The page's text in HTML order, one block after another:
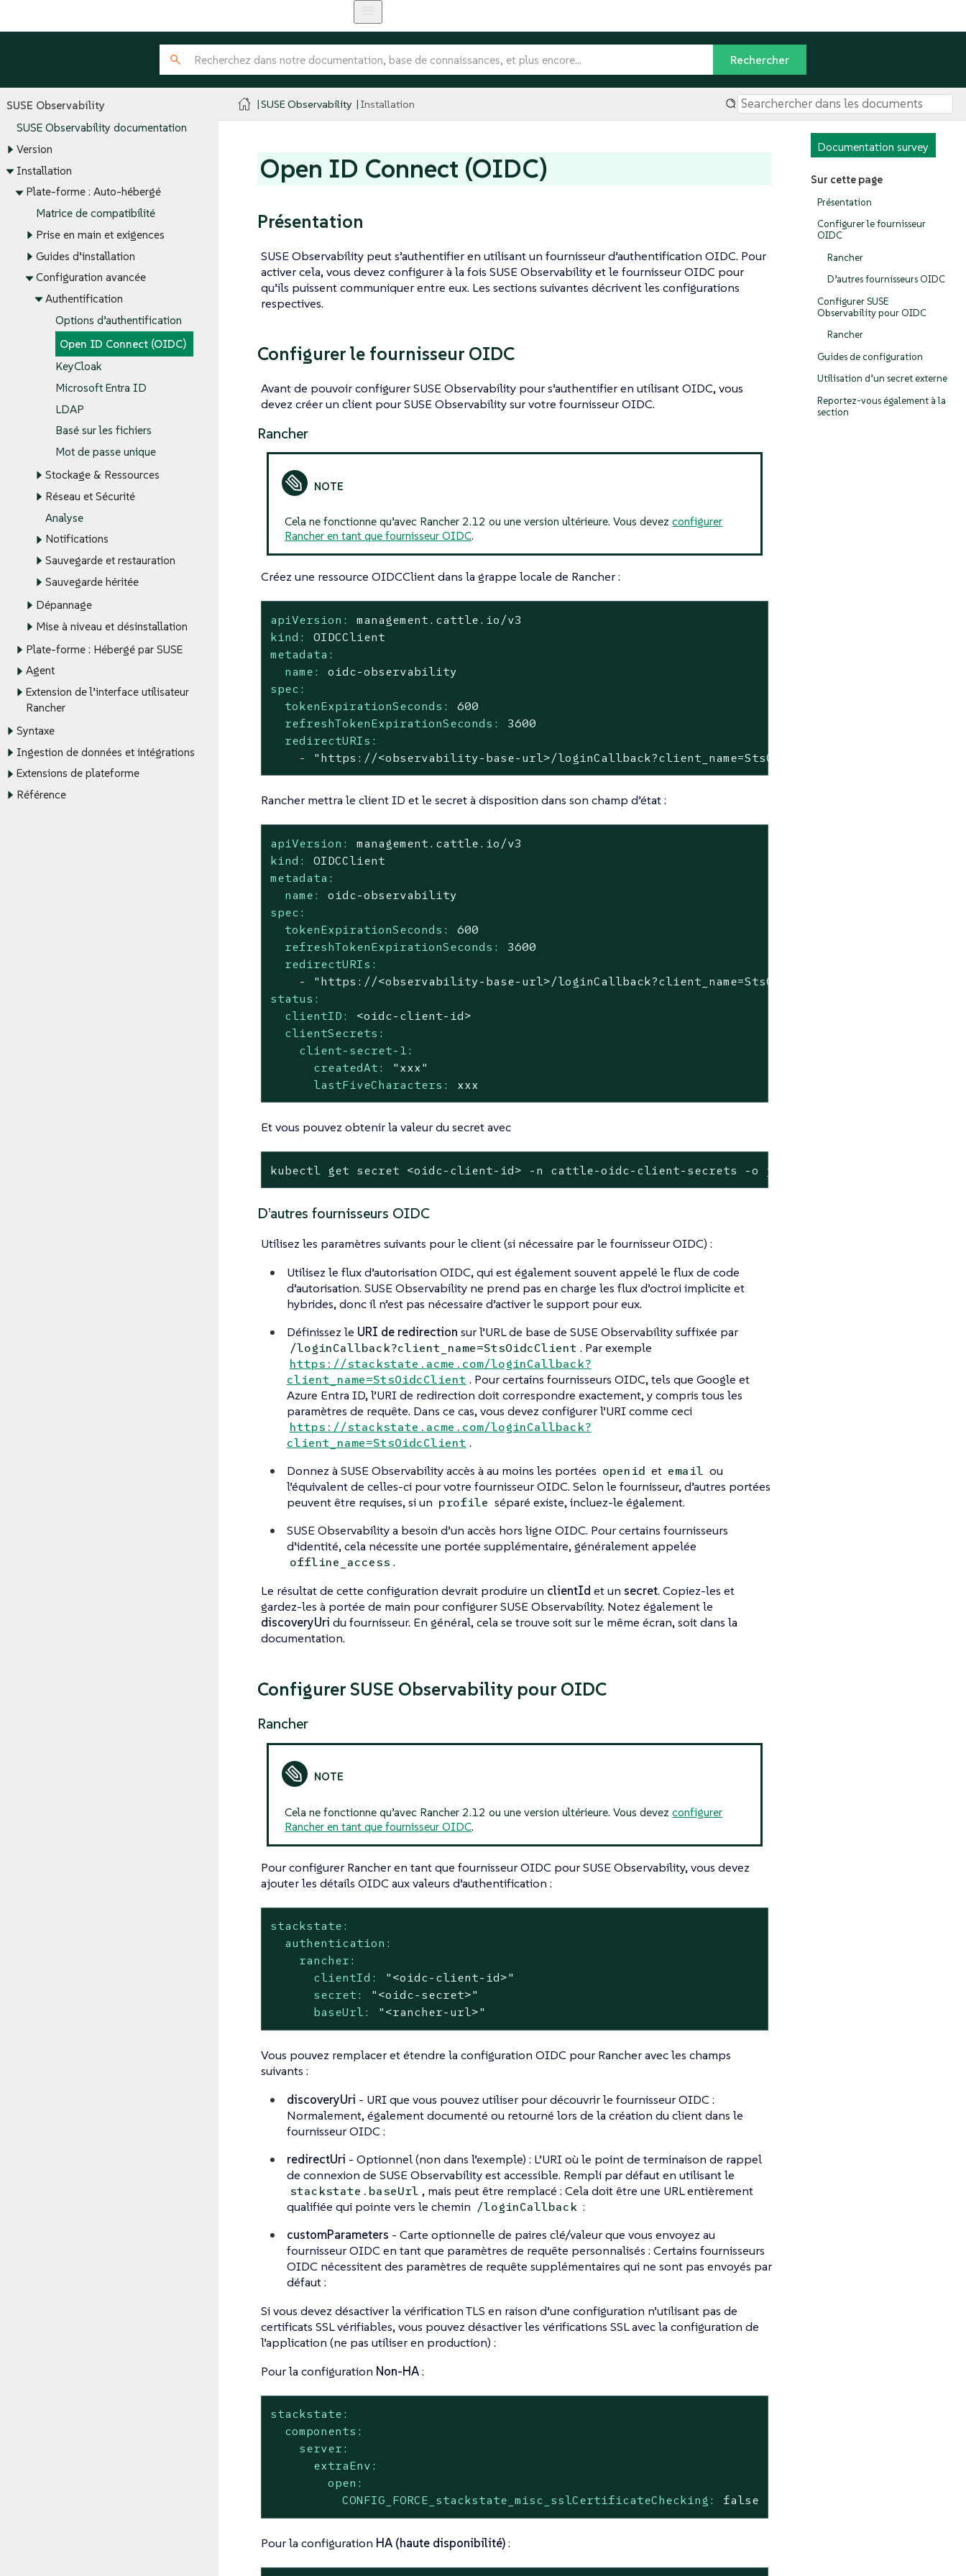
SUSE Observability
SUSE Observability documentation
Version
Installation
Plate-forme : Auto-hébergé
Matrice de compatibilité
Prise en main et exigences
Guides d’installation
Configuration avancée
Authentification
Options d’authentification
Open ID Connect (OIDC)
KeyCloak
Microsoft Entra ID
LDAP
Basé sur les fichiers
Mot de passe unique
Stockage & Ressources
Réseau et Sécurité
Analyse
Notifications
Sauvegarde et restauration
Sauvegarde héritée
Dépannage
Mise à niveau et désinstallation
Plate-forme : Hébergé par SUSE
Agent
Extension de l’interface utilisateur
Rancher
Syntaxe
Ingestion de données et intégrations
Extensions de plateforme
Référence
SUSE Observability Installation
Documentation survey
Sur cette page
Présentation
Configurer le fournisseur
OIDC
Rancher
D’autres fournisseurs OIDC
Configurer SUSE
Observability pour OIDC
Rancher
Guides de configuration
Utilisation d’un secret externe
Reportez-vous également à la
section
Open ID Connect (OIDC)
Présentation
SUSE Observability peut s’authentifier en utilisant un fournisseur d’authentification OIDC. Pour
activer cela, vous devez configurer à la fois SUSE Observability et le fournisseur OIDC pour
qu’ils puissent communiquer entre eux. Les sections suivantes décrivent les configurations
respectives.
Configurer le fournisseur OIDC
Avant de pouvoir configurer SUSE Observability pour s’authentifier en utilisant OIDC, vous
devez créer un client pour SUSE Observability sur votre fournisseur OIDC.
Rancher
Cela ne fonctionne qu’avec Rancher 2.12 ou une version ultérieure. Vous devezconfigurer
Rancher en tant que fournisseur OIDC.
Créez une ressource OIDCClient dans la grappe locale de Rancher :
apiVersion:
management.cattle.io/v3
kind:
OIDCClient
metadata:
name:
oidc-observability
spec:
tokenExpirationSeconds:
600
refreshTokenExpirationSeconds:
3600
redirectURIs:
-
"https://<observability-base-url>/loginCallback?client_name=StsOidcClient"
Rancher mettra le client ID et le secret à disposition dans son champ d’état :
apiVersion:
management.cattle.io/v3
kind:
OIDCClient
metadata:
name:
oidc-observability
spec:
tokenExpirationSeconds:
600
refreshTokenExpirationSeconds:
3600
redirectURIs:
-
"https://<observability-base-url>/loginCallback?client_name=StsOidcClient"
status:
clientID:
<oidc-client-id>
clientSecrets:
client-secret-1:
createdAt:
"xxx"
lastFiveCharacters:
xxx
Et vous pouvez obtenir la valeur du secret avec
kubectl get secret <oidc-client-id> -n cattle-oidc-client-secrets -o jsonpath=
D’autres fournisseurs OIDC
Utilisez les paramètres suivants pour le client (si nécessaire par le fournisseur OIDC) :
Utilisez le flux d’autorisation OIDC, qui est également souvent appelé le flux de code
d’autorisation. SUSE Observability ne prend pas en charge les flux d’octroi implicite et
hybrides, donc il n’est pas nécessaire d’activer le support pour eux.
Définissez le URI de redirection sur l’URL de base de SUSE Observability suffixée par
/loginCallback?client_name=StsOidcClient . Par exemple
https://stackstate.acme.com/loginCallback?
client_name=StsOidcClient . Pour certains fournisseurs OIDC, tels que Google et
Azure Entra ID, l’URI de redirection doit correspondre exactement, y compris tous les
paramètres de requête. Dans ce cas, vous devez configurer l’URI comme ceci
https://stackstate.acme.com/loginCallback?
client_name=StsOidcClient .
Donnez à SUSE Observability accès à au moins les portées openid et email ou
l’équivalent de celles-ci pour votre fournisseur OIDC. Selon le fournisseur, d’autres portées
peuvent être requises, si un profile séparé existe, incluez-le également.
SUSE Observability a besoin d’un accès hors ligne OIDC. Pour certains fournisseurs
d’identité, cela nécessite une portée supplémentaire, généralement appelée
offline_access .
Le résultat de cette configuration devrait produire un clientId et un secret. Copiez-les et
gardez-les à portée de main pour configurer SUSE Observability. Notez également le
discoveryUri du fournisseur. En général, cela se trouve soit sur le même écran, soit dans la
documentation.
Configurer SUSE Observability pour OIDC
Rancher
Cela ne fonctionne qu’avec Rancher 2.12 ou une version ultérieure. Vous devezconfigurer
Rancher en tant que fournisseur OIDC.
Pour configurer Rancher en tant que fournisseur OIDC pour SUSE Observability, vous devez
ajouter les détails OIDC aux valeurs d’authentification :
stackstate:
authentication:
rancher:
clientId:
"<oidc-client-id>"
secret:
"<oidc-secret>"
baseUrl:
"<rancher-url>"
Vous pouvez remplacer et étendre la configuration OIDC pour Rancher avec les champs
suivants :
discoveryUri - URI que vous pouvez utiliser pour découvrir le fournisseur OIDC :
Normalement, également documenté ou retourné lors de la création du client dans le
fournisseur OIDC :
redirectUri - Optionnel (non dans l’exemple) : L’URI où le point de terminaison de rappel
de connexion de SUSE Observability est accessible. Rempli par défaut en utilisant le
stackstate.baseUrl , mais peut être remplacé : Cela doit être une URL entièrement
qualifiée qui pointe vers le chemin /loginCallback :
customParameters - Carte optionnelle de paires clé/valeur que vous envoyez au
fournisseur OIDC en tant que paramètres de requête personnalisés : Certains fournisseurs
OIDC nécessitent des paramètres de requête supplémentaires qui ne sont pas envoyés par
défaut :
Si vous devez désactiver la vérification TLS en raison d’une configuration n’utilisant pas de
certificats SSL vérifiables, vous pouvez désactiver les vérifications SSL avec la configuration de
l’application (ne pas utiliser en production) :
Pour la configuration Non-HA:
stackstate:
components:
server:
extraEnv:
open:
CONFIG_FORCE_stackstate_misc_sslCertificateChecking:
false
Pour la configuration HA (haute disponibilité):